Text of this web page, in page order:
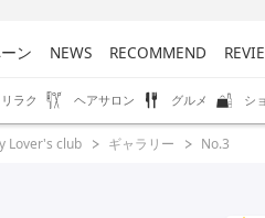
ン NEWS RECOMMEND
リラク ヘアサロン グルメ シ
Lover's club ギャラリー No.3